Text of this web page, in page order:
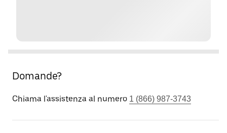
Domande?
Chiama l'assistenza al numero 1 (866) 987-3743